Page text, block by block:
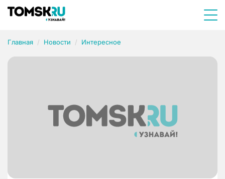
Главная Новости Интересное